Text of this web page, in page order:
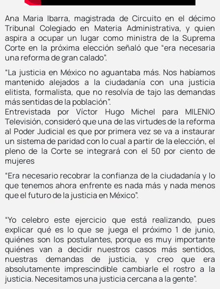
Ana Maria Ibarra, magistrada de Circuito en el décimo
Tribunal Colegiado en Materia Administrativa, y quien
aspira a ocupar un lugar como ministra de la Suprema
Corte en la próxima elección señaló que “era necesaria
una reforma de gran calado”.
“La justicia en México no aguantaba más. Nos habíamos
mantenido alejados a la ciudadanía con una justicia
elitista, formalista, que no resolvía de tajo las demandas
más sentidas de la población”.
Entrevistada por Víctor Hugo Michel para MILENIO
Televisión, consideró que una de las virtudes de la reforma
al Poder Judicial es que por primera vez se va a instaurar
un sistema de paridad con lo cual a partir de la elección, el
pleno de la Corte se integrará con el 50 por ciento de
mujeres
“Era necesario recobrar la confianza de la ciudadanía y lo
que tenemos ahora enfrente es nada más y nada menos
que el futuro de la justicia en México”.
“Yo celebro este ejercicio que está realizando, pues
explicar qué es lo que se juega el próximo 1 de junio,
quiénes son los postulantes, porque es muy importante
quiénes van a decidir nuestros casos más sentidos,
nuestras demandas de justicia, y creo que era
absolutamente imprescindible cambiarle el rostro a la
justicia. Necesitamos una justicia cercana a la gente”.